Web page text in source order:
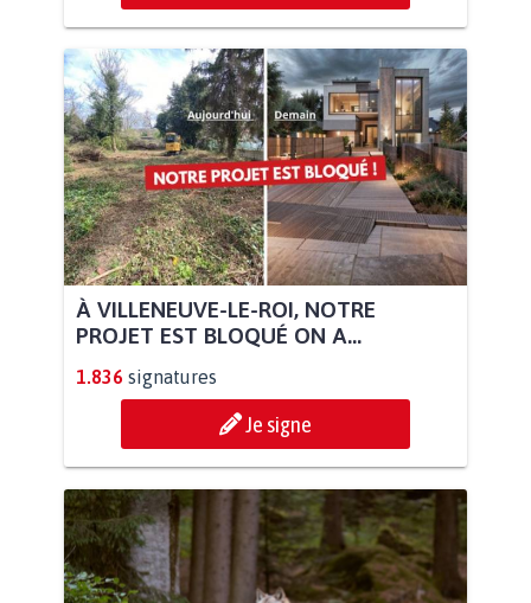
À VILLENEUVE-LE-ROI, NOTRE
PROJET EST BLOQUÉ ON A...
1.836 signatures
Je signe